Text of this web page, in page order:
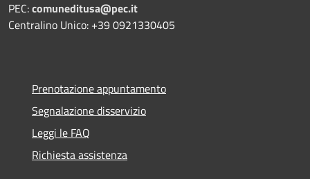
PEC:comuneditusa@pec.it
Centralino Unico: +39 0921330405
Prenotazione appuntamento
Segnalazione disservizio
Leggi le FAQ
Richiesta assistenza